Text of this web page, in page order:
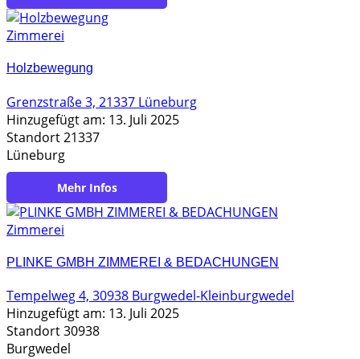
Zimmerei
Holzbewegung
Grenzstraße 3, 21337 Lüneburg
Hinzugefügt am: 13. Juli 2025
Standort 21337
Lüneburg
https://holzbewegung.com/
Zimmerei
PLINKE GMBH ZIMMEREI & BEDACHUNGEN
Tempelweg 4, 30938 Burgwedel-Kleinburgwedel
Hinzugefügt am: 13. Juli 2025
Standort 30938
Burgwedel